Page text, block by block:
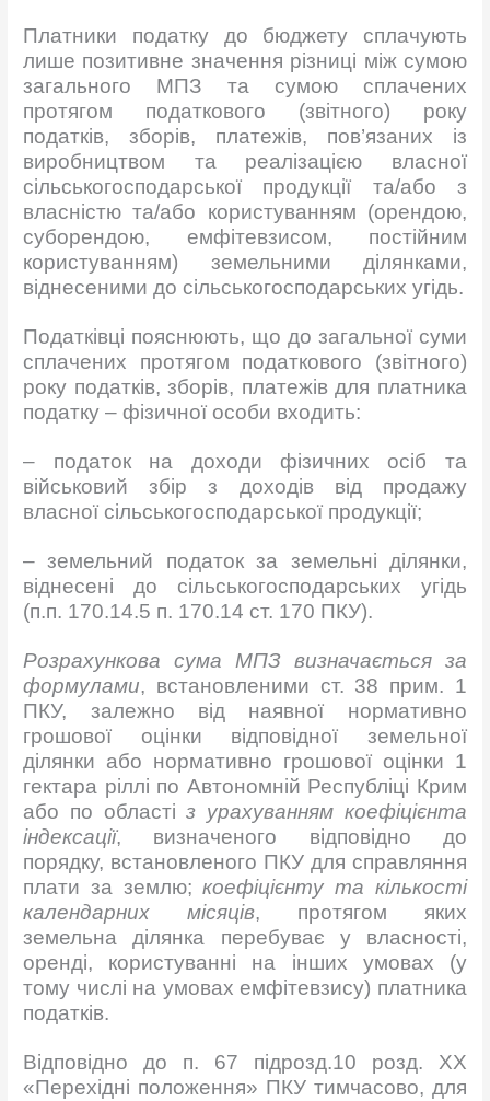
Платники податку до бюджету сплачують
лише позитивне значення різниці між сумою
загального МПЗ та сумою сплачених
протягом податкового (звітного) року
податків, зборів, платежів, пов’язаних із
виробництвом та реалізацією власної
сільськогосподарської продукції та/або з
власністю та/або користуванням (орендою,
суборендою, емфітевзисом, постійним
користуванням) земельними ділянками,
віднесеними до сільськогосподарських угідь.
Податківці пояснюють, що до загальної суми
сплачених протягом податкового (звітного)
року податків, зборів, платежів для платника
податку – фізичної особи входить:
– податок на доходи фізичних осіб та
військовий збір з доходів від продажу
власної сільськогосподарської продукції;
– земельний податок за земельні ділянки,
віднесені до сільськогосподарських угідь
(п.п. 170.14.5 п. 170.14 ст. 170 ПКУ).
Розрахункова сума МПЗ визначається за
формулами, встановленими ст. 38 прим. 1
ПКУ, залежно від наявної нормативно
грошової оцінки відповідної земельної
ділянки або нормативно грошової оцінки 1
гектара ріллі по Автономній Республіці Крим
або по областіз урахуванням коефіцієнта
індексації, визначеного відповідно до
порядку, встановленого ПКУ для справляння
плати за землю;коефіцієнту та кількості
календарних місяців, протягом яких
земельна ділянка перебуває у власності,
оренді, користуванні на інших умовах (у
тому числі на умовах емфітевзису) платника
податків.
Відповідно до п. 67 підрозд.10 розд. ХХ
«Перехідні положення» ПКУ тимчасово, для